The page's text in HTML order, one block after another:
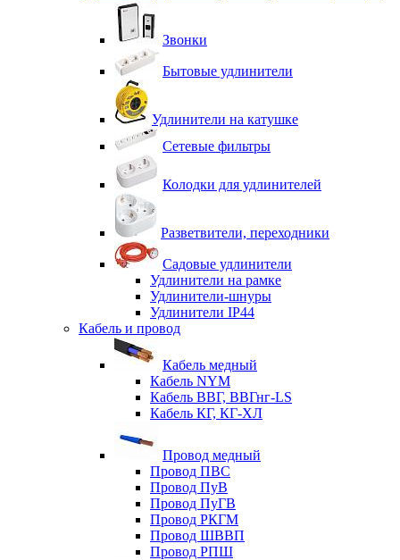
Звонки
Бытовые удлинители
Удлинители на катушке
Сетевые фильтры
Колодки для удлинителей
Разветвители, переходники
Садовые удлинители
Удлинители на рамке
Удлинители-шнуры
Удлинители IP44
Кабель и провод
Кабель медный
Кабель NYM
Кабель ВВГ, ВВГнг-LS
Кабель КГ, КГ-ХЛ
Провод медный
Провод ПВС
Провод ПуВ
Провод ПуГВ
Провод РКГМ
Провод ШВВП
Провод РПШ